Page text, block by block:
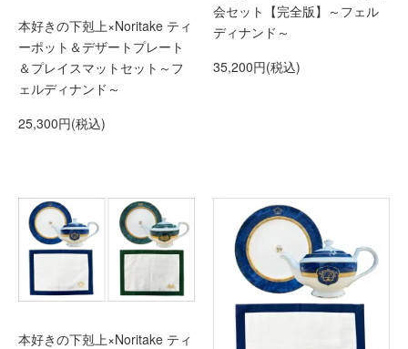
本好きの下剋上×Noritake ティ
ーポット＆デザートプレート
＆プレイスマットセット～フ
ェルディナンド～
25,300円(税込)
会セット【完全版】～フェル
ディナンド～
35,200円(税込)
本好きの下剋上×Noritake ティ